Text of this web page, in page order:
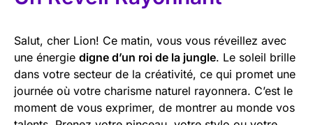
Salut, cher Lion! Ce matin, vous vous réveillez avec
une énergie digne d’un roi de la jungle. Le soleil brille
dans votre secteur de la créativité, ce qui promet une
journée où votre charisme naturel rayonnera. C’est le
moment de vous exprimer, de montrer au monde vos